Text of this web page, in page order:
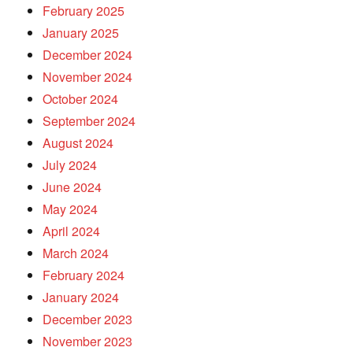
February 2025
January 2025
December 2024
November 2024
October 2024
September 2024
August 2024
July 2024
June 2024
May 2024
April 2024
March 2024
February 2024
January 2024
December 2023
November 2023